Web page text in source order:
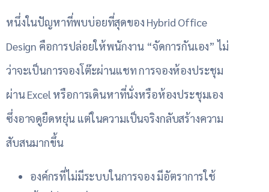
หนึ่งในปัญหาที่พบบ่อยที่สุดของ Hybrid Office
Design คือการปล่อยให้พนักงาน “จัดการกันเอง” ไม่
ว่าจะเป็นการจองโต๊ะผ่านแชท การจองห้องประชุม
ผ่าน Excel หรือการเดินหาที่นั่งหรือห้องประชุมเอง
ซึ่งอาจดูยืดหยุ่น แต่ในความเป็นจริงกลับสร้างความ
สับสนมากขึ้น
องค์กรที่ไม่มีระบบในการจอง มีอัตราการใช้